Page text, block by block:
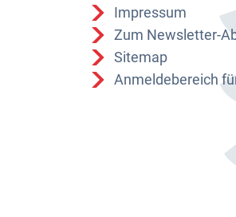
Impressum
Zum Newsletter-
Sitemap
Anmeldebereich